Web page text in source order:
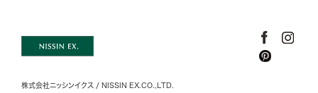
o
r
株式会社ニッシンイクス / NISSIN EX.CO.,LTD.